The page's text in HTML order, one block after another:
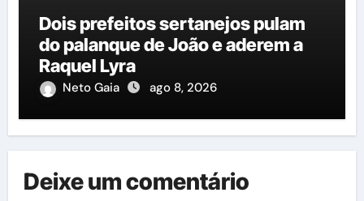
Dois prefeitos sertanejos pulam
do palanque de João e aderem a
Raquel Lyra
Neto Gaia ago 8, 2026
Deixe um comentário